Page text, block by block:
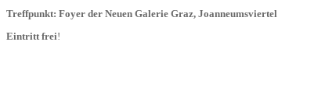
Treffpunkt: Foyer der Neuen Galerie Graz, Joanneumsviertel
Eintritt frei!